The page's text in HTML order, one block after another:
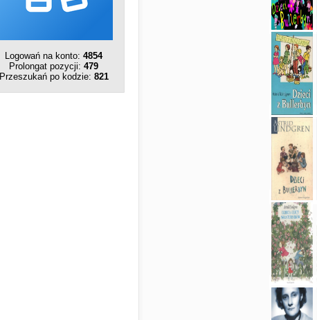
Logowań na konto: 4854
Prolongat pozycji: 479
Przeszukań po kodzie: 821